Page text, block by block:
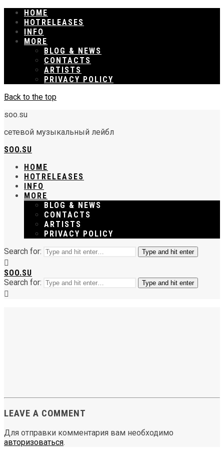
HOME
RELEASES
INFO
MORE
BLOG & NEWS
CONTACTS
ARTISTS
PRIVACY POLICY
Back to the top
soo.su
сетевой музыкальный лейбл
SOO.SU
HOME
RELEASES
INFO
MORE
BLOG & NEWS
CONTACTS
ARTISTS
PRIVACY POLICY
Search for:
Type and hit enter
SOO.SU
Search for:
Type and hit enter
LEAVE A COMMENT
Для отправки комментария вам необходимо
авторизоваться.